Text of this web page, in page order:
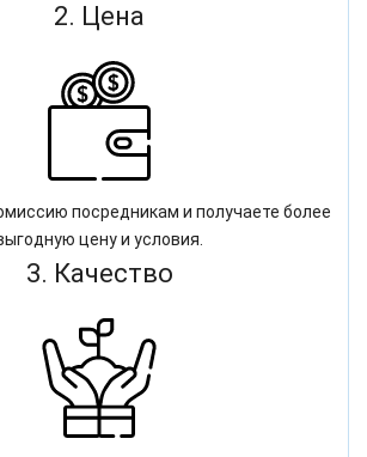
2. Цена
посредникам и получаете более
цену и условия.
3. Качество